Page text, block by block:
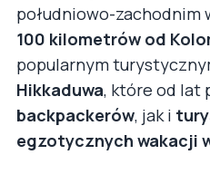
południowo-zachodnim
100 kilometrów od
popularnym
Hikkaduwa, które od lat
backpackerów, jak i
egzotycznych wakacji